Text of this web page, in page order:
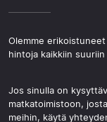
Olemme
hintoja kaikkiin
Jos sinulla on
matkatoimistoon,
meihin, käytä